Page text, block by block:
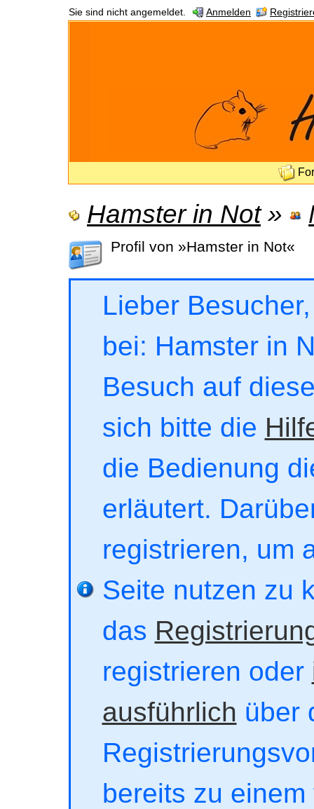
Sie sind nicht angemeldet. Anmelden
Hamster in Not»
Profil von »Hamster in Not«
Lieber
bei: Hamster in
Besuch auf
sich bitte die
die Bedienung
erläutert.
registrieren, um
Seite nutzen zu
das
registrieren oder
ausführlich über
bereits zu